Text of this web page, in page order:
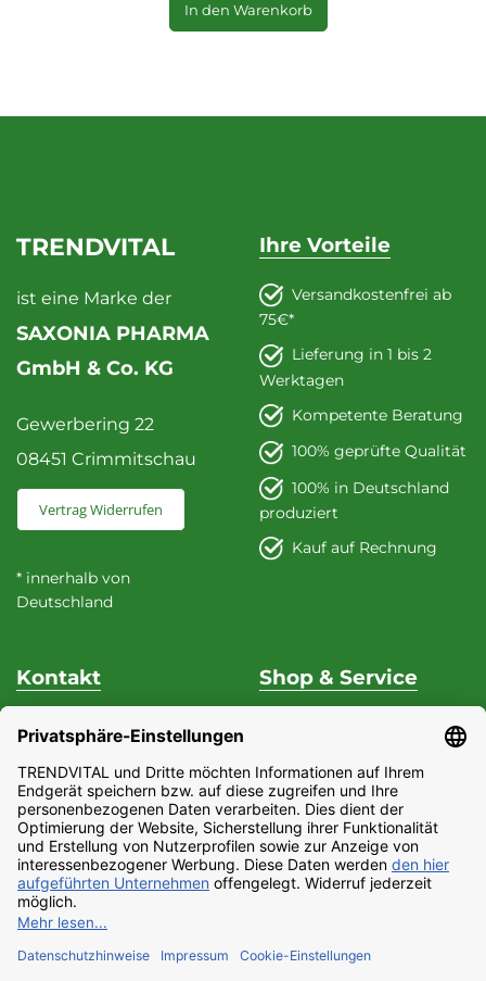
In den Warenkorb
TRENDVITAL
ist eine Marke der
SAXONIA PHARMA
GmbH & Co. KG
Gewerbering 22
08451 Crimmitschau
Vertrag Widerrufen
* innerhalb von
Deutschland
Ihre Vorteile
Versandkostenfrei ab
75€*
Lieferung in 1 bis 2
Werktagen
Kompetente Beratung
100% geprüfte Qualität
100% in Deutschland
produziert
Kauf auf Rechnung
Kontakt
Unterstützung & Beratung
Fon +49 (0) 37 62 / 95 71 25
Fax+49 (0) 37 62 / 95 71 29
Mo - Do9:00 Uhr - 15:00
Uhr
Fr9:00 Uhr - 13:00 Uhr
E-Mail:
service@trendvital.de
Shop & Service
Datenschutz
Widerrufsrecht
Impressum
Partnerprogramm